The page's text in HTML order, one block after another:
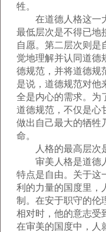
牲。
在道德人格这一大
最低层次是不得已地
自愿。第二层次则是
觉地理解并认同道德
德规范，并将道德规
是说，道德规范对他
全是内心的需求。为
道德规范，不仅是心
做出自己最大的牺牲
人格的最高层次是
审美人格是道德人
特点是自由。关于这
利的力量的国度里，
制。在安于职守的伦
相对时，他的意志受
在审美的国度中，人